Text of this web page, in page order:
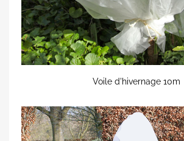
Voile d'hivernage 10m